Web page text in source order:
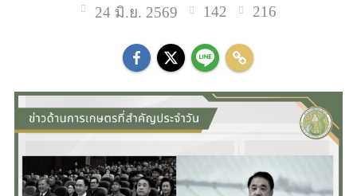
24 มิ.ย. 2569 142 216